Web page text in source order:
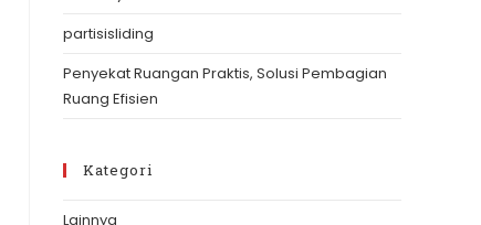
partisisliding
Penyekat Ruangan Praktis, Solusi Pembagian
Ruang Efisien
Kategori
Lainnya